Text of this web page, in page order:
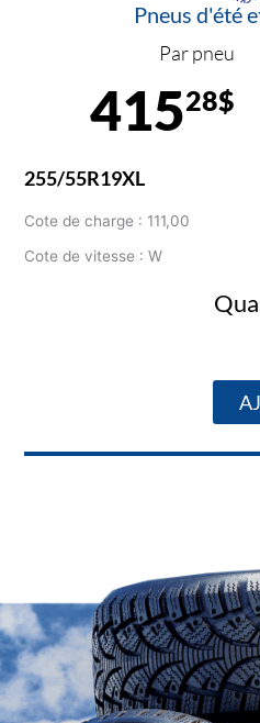
Pneus d'été
Par pneu
41528$
255/55R19XL
Cote de charge : 111,00
Cote de vitesse : W